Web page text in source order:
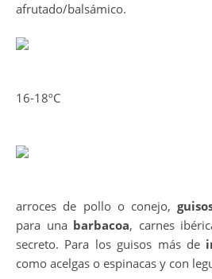
afrutado/balsámico.
16-18ºC
arroces de pollo o conejo,
para una barbacoa, carnes
secreto. Para los guisos más de
como acelgas o espinacas y con